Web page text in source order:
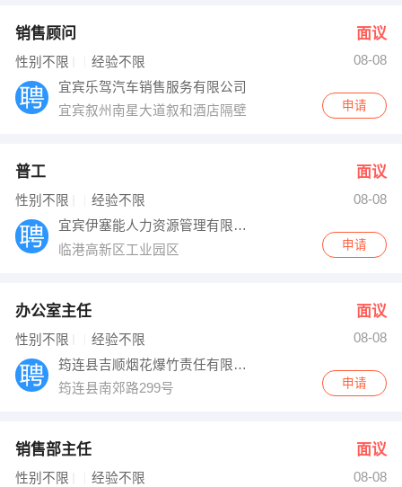
网络IT
快递员
收银员 技术员/工程师
出纳
编辑
跟单
其他职位
销售顾问 面议
性别不限 经验不限
08-08
宜宾乐驾汽车销售服务有限公司
宜宾叙州南星大道叙和酒店隔壁
申请
普工 面议
性别不限 经验不限
08-08
宜宾伊塞能人力资源管理有限公司
临港高新区工业园区
申请
办公室主任 面议
性别不限 经验不限
08-08
筠连县吉顺烟花爆竹责任有限公司
筠连县南郊路299号
申请
销售部主任 面议
性别不限 经验不限
08-08